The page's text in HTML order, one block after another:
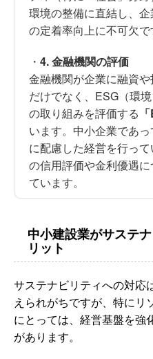
環境の整備に直結し、
の定着率向上に不可欠で
・ 4. 金融機関の評価
金融機関が企業に融資
だけでなく、ESG（環
の取り組みを評価する
います。中小企業であ
に配慮した経営を行っ
の信用評価や金利優遇
ています。
中小建設業がサステ
リット
サステナビリティへの対応
えられがちですが、特にリ
にとっては、経営基盤を強
があります。